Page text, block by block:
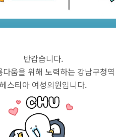
반갑습니다.
움을 위해 노력하는 강남구청
헤스티아 여성의원입니다.